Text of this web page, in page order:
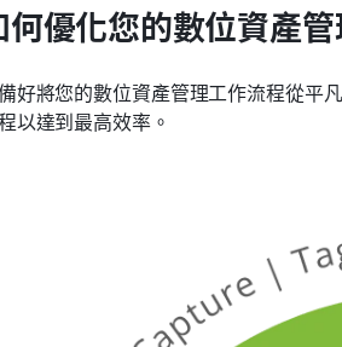
何優化您的數位資產
好將您的數位資產管理工作流程從平
以達到最高效率。